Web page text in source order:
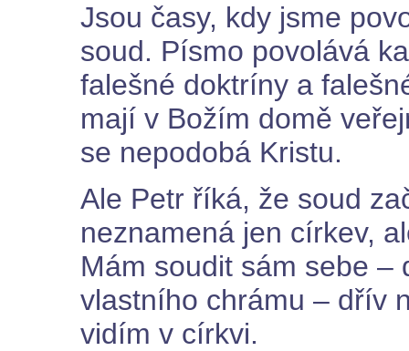
Jsou časy, kdy jsme
soud. Písmo povolává
falešné doktríny a
mají v Božím domě
se nepodobá Kristu.
Ale Petr říká, že soud
neznamená jen církev,
Mám soudit sám sebe –
vlastního chrámu – dřív
vidím v církvi.